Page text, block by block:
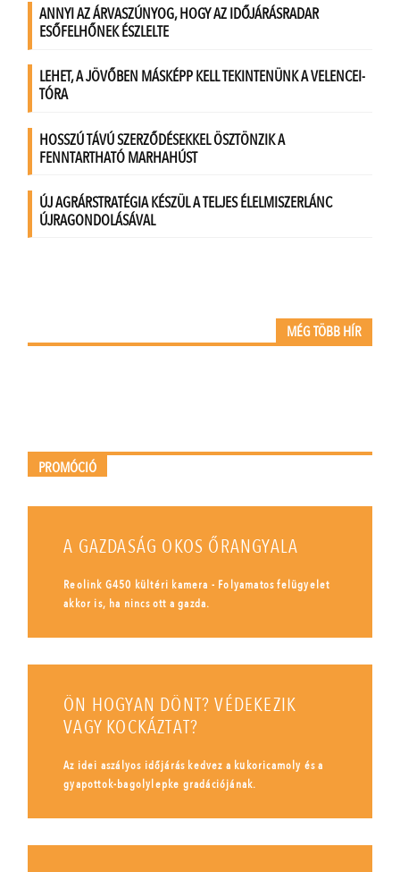
MÉG TÖBB HÍR
PROMÓCIÓ
A GAZDASÁG OKOS ŐRANGYALA
Reolink G450 kültéri kamera - Folyamatos felügyelet
akkor is, ha nincs ott a gazda.
ÖN HOGYAN DÖNT? VÉDEKEZIK
VAGY KOCKÁZTAT?
Az idei aszályos időjárás kedvez a kukoricamoly és a
gyapottok-bagolylepke gradációjának.